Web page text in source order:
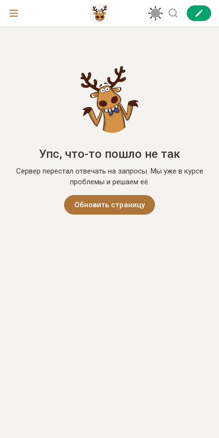
Упс, что-то пошло не так
Сервер перестал отвечать на запросы. Мы уже в курсе
проблемы и решаем её.
Обновить страницу